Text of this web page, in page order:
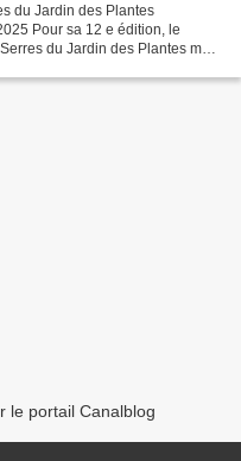
du Jardin des Plantes
Pour sa 12 e édition, le
du Jardin des Plantes met
le portail Canalblog